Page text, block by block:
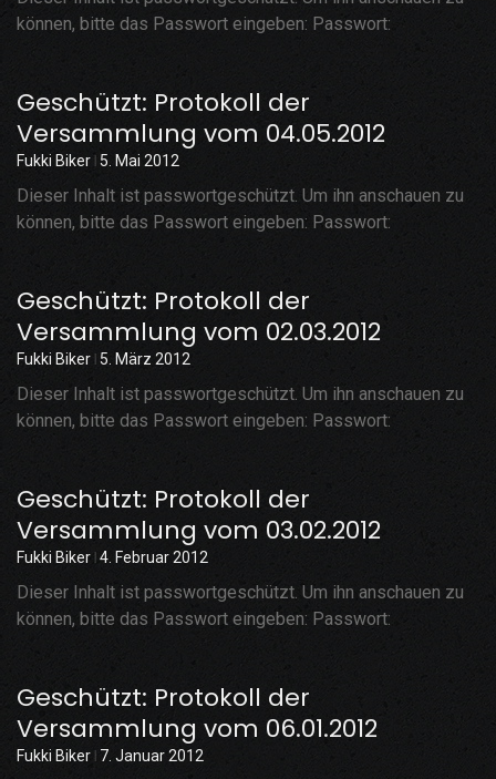
können, bitte das Passwort eingeben: Passwort:
Geschützt: Protokoll der
Versammlung vom 04.05.2012
Fukki Biker 5. Mai 2012
Dieser Inhalt ist passwortgeschützt. Um ihn anschauen zu
können, bitte das Passwort eingeben: Passwort:
Geschützt: Protokoll der
Versammlung vom 02.03.2012
Fukki Biker 5. März 2012
Dieser Inhalt ist passwortgeschützt. Um ihn anschauen zu
können, bitte das Passwort eingeben: Passwort:
Geschützt: Protokoll der
Versammlung vom 03.02.2012
Fukki Biker 4. Februar 2012
Dieser Inhalt ist passwortgeschützt. Um ihn anschauen zu
können, bitte das Passwort eingeben: Passwort:
Geschützt: Protokoll der
Versammlung vom 06.01.2012
Fukki Biker 7. Januar 2012